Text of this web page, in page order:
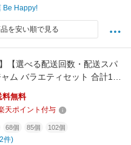
Be Happy!
を安い順で見る
【選べる配送回数・配送スパ
ム バラエティセット 合計17
瓶（1瓶150g） まるごと果実
） | いちご あんず ブルー
ジ レモン マーマレード いち
け
料無料
天ポイント付与
68個 85個 102個
件)